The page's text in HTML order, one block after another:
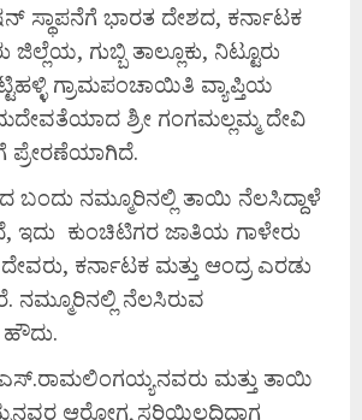
ಸ್ಥಾಪನೆಗೆ ಭಾರತ ದೇಶದ, ಕರ್ನಾಟಕ
ಜಿಲ್ಲೆಯ, ಗುಬ್ಬಿ ತಾಲ್ಲೂಕು, ನಿಟ್ಟೂರು
ಗ್ರಾಮಪಂಚಾಯಿತಿ ವ್ಯಾಪ್ತಿಯ
ಶ್ರೀ ಗಂಗಮಲ್ಲಮ್ಮ ದೇವಿ
ಬಂದು ನಮ್ಮೂರಿನಲ್ಲಿ ತಾಯಿ ನೆಲಸಿದ್ದಾಳೆ
ಇದು ಕುಂಚಿಟಿಗರ ಜಾತಿಯ ಗಾಳೇರು
ಕರ್ನಾಟಕ ಮತ್ತು ಆಂದ್ರ ಎರಡು
ನಮ್ಮೂರಿನಲ್ಲಿ ನೆಲಸಿರುವ
ಹೌದು.
ಮತ್ತು ತಾಯಿ
ಆರೋಗ್ಯ ಸರಿಯಿಲ್ಲದಿದ್ದಾಗ